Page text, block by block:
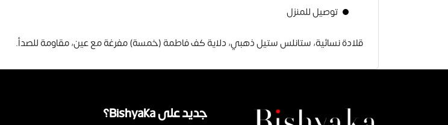
توصيل للمنزل
قلادة نسائية، ستانلس ستيل ذهبي، دلاية كف فاطمة (خمسة) مفرغة مع عين، مقاومة للصدأ.
جديد على Bishyaka؟